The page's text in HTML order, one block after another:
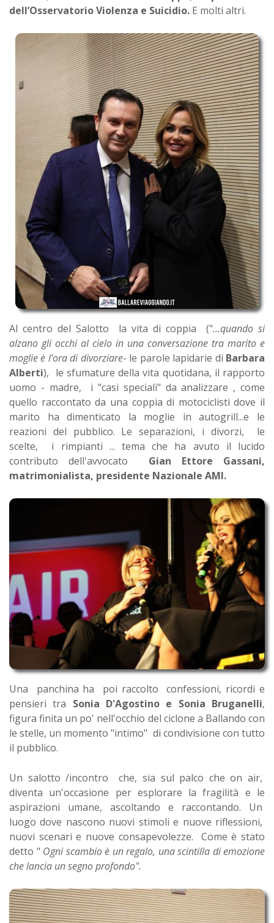
dell’Osservatorio Violenza e Suicidio. E molti altri.
Al centro del Salotto la vita di coppia ("...quando si
alzano gli occhi al cielo in una conversazione tra marito e
moglie è l'ora di divorziare- le parole lapidarie di Barbara
Alberti), le sfumature della vita quotidana, il rapporto
uomo - madre, i "casi speciali" da analizzare , come
quello raccontato da una coppia di motociclisti dove il
marito ha dimenticato la moglie in autogrill...e le
reazioni del pubblico. Le separazioni, i divorzi, le
scelte, i rimpianti ... tema che ha avuto il lucido
contributo dell'avvocato
Gian Ettore Gassani,
matrimonialista, presidente Nazionale AMI.
Una panchina ha poi raccolto confessioni, ricordi e
pensieri tra Sonia D'Agostino e Sonia Bruganelli,
figura finita un po' nell'occhio del ciclone a Ballando con
le stelle, un momento "intimo" di condivisione con tutto
il pubblico.
Un salotto /incontro che, sia sul palco che on air,
diventa un'occasione per esplorare la fragilità e le
aspirazioni umane, ascoltando e raccontando. Un
luogo dove nascono nuovi stimoli e nuove riflessioni,
nuovi scenari e nuove consapevolezze. Come è stato
detto " Ogni scambio è un regalo, una scintilla di emozione
che lancia un segno profondo".